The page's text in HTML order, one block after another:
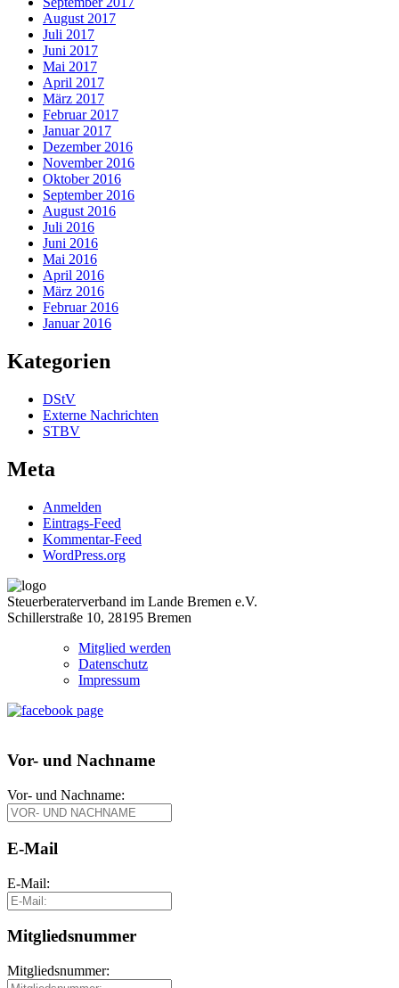
August 2017
Juli 2017
Juni 2017
Mai 2017
April 2017
März 2017
Februar 2017
Januar 2017
Dezember 2016
November 2016
Oktober 2016
September 2016
August 2016
Juli 2016
Juni 2016
Mai 2016
April 2016
März 2016
Februar 2016
Januar 2016
Kategorien
DStV
Externe Nachrichten
STBV
Meta
Anmelden
Eintrags-Feed
Kommentar-Feed
WordPress.org
Steuerberaterverband im Lande Bremen e.V.
Schillerstraße 10, 28195 Bremen
Mitglied werden
Datenschutz
Impressum
Vor- und Nachname
Vor- und Nachname:
E-Mail
E-Mail:
Mitgliedsnummer
Mitgliedsnummer: